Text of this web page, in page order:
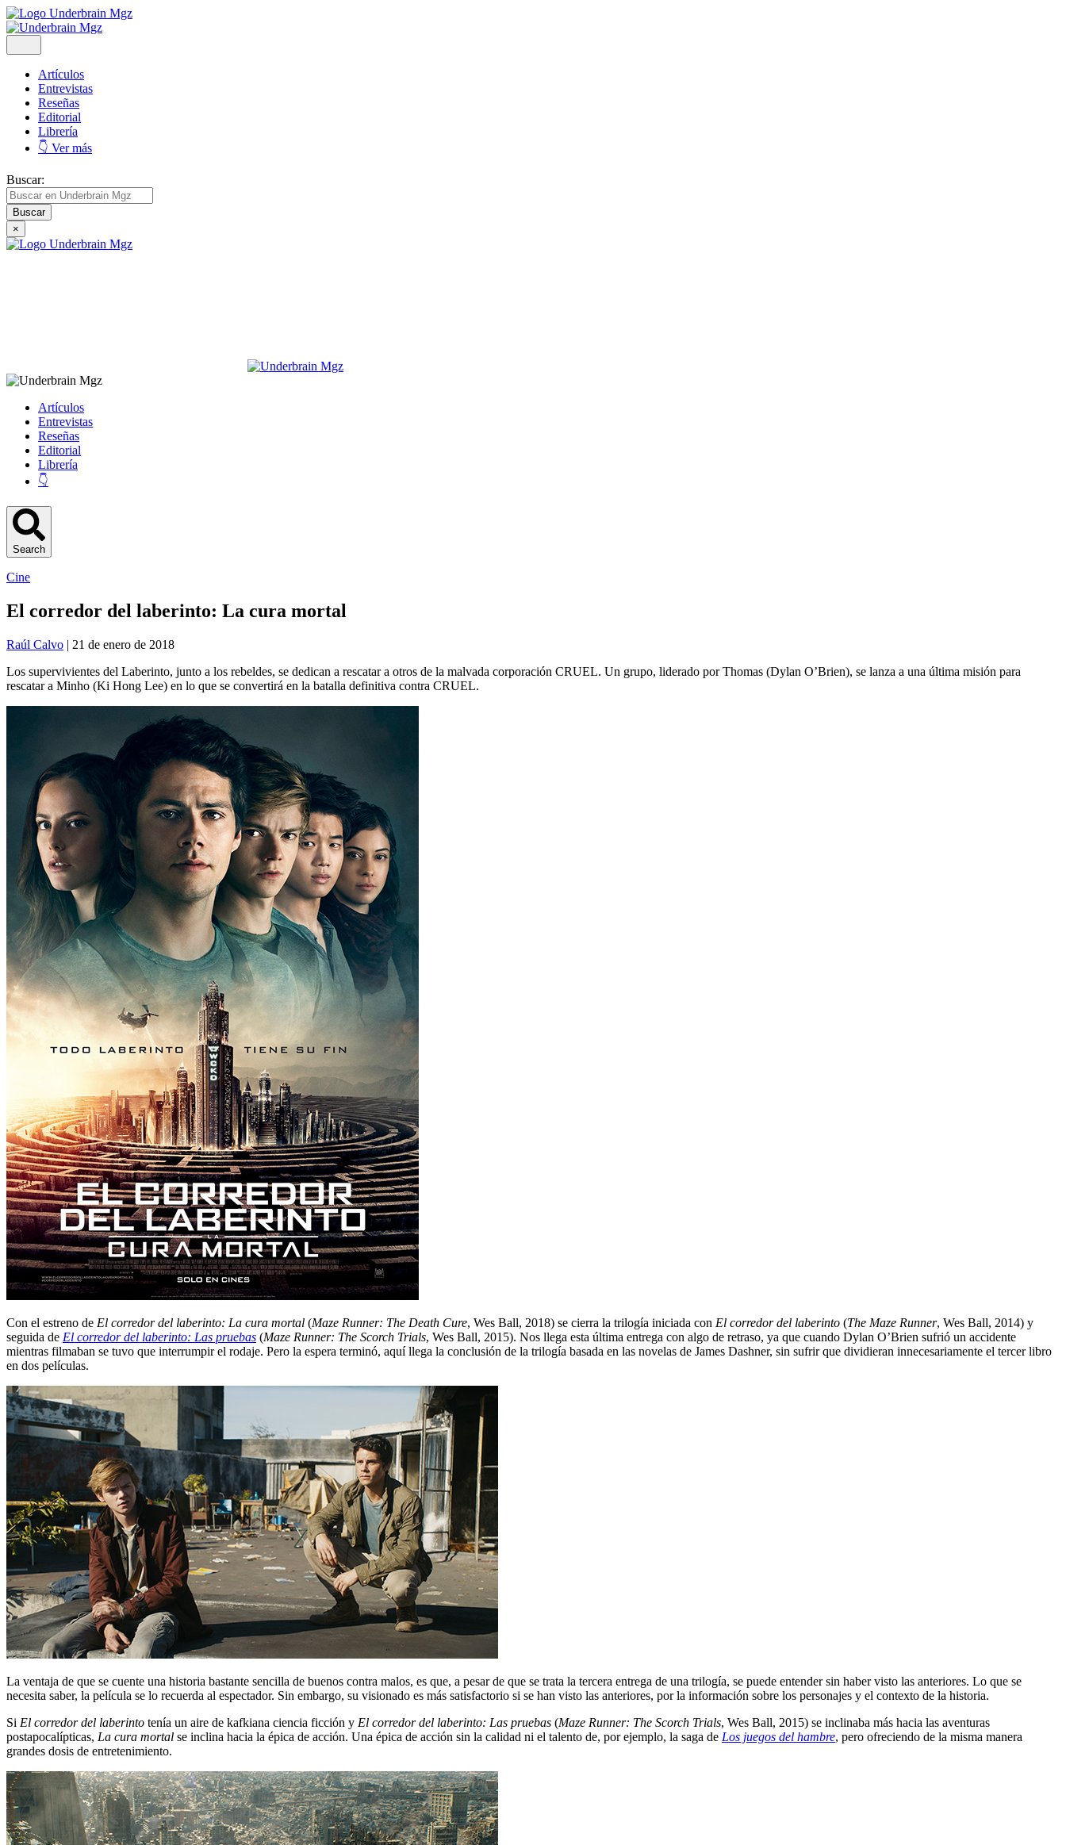
Artículos
Entrevistas
Reseñas
Editorial
Librería
👇 Ver más
Buscar:
×
Artículos
Entrevistas
Reseñas
Editorial
Librería
👇
Search
Cine
El corredor del laberinto: La cura mortal
Raúl Calvo | 21 de enero de 2018
Los supervivientes del Laberinto, junto a los rebeldes, se dedican a rescatar a otros de la malvada corporación CRUEL. Un grupo, liderado por Thomas (Dylan O’Brien), se lanza a una última misión para
rescatar a Minho (Ki Hong Lee) en lo que se convertirá en la batalla definitiva contra CRUEL.
Con el estreno de El corredor del laberinto: La cura mortal (Maze Runner: The Death Cure, Wes Ball, 2018) se cierra la trilogía iniciada con El corredor del laberinto (The Maze Runner, Wes Ball, 2014) y
seguida de El corredor del laberinto: Las pruebas (Maze Runner: The Scorch Trials, Wes Ball, 2015). Nos llega esta última entrega con algo de retraso, ya que cuando Dylan O’Brien sufrió un accidente
mientras filmaban se tuvo que interrumpir el rodaje. Pero la espera terminó, aquí llega la conclusión de la trilogía basada en las novelas de James Dashner, sin sufrir que dividieran innecesariamente el tercer libro
en dos películas.
La ventaja de que se cuente una historia bastante sencilla de buenos contra malos, es que, a pesar de que se trata la tercera entrega de una trilogía, se puede entender sin haber visto las anteriores. Lo que se
necesita saber, la película se lo recuerda al espectador. Sin embargo, su visionado es más satisfactorio si se han visto las anteriores, por la información sobre los personajes y el contexto de la historia.
Si El corredor del laberinto tenía un aire de kafkiana ciencia ficción y El corredor del laberinto: Las pruebas (Maze Runner: The Scorch Trials, Wes Ball, 2015) se inclinaba más hacia las aventuras
postapocalípticas, La cura mortal se inclina hacia la épica de acción. Una épica de acción sin la calidad ni el talento de, por ejemplo, la saga de Los juegos del hambre, pero ofreciendo de la misma manera
grandes dosis de entretenimiento.